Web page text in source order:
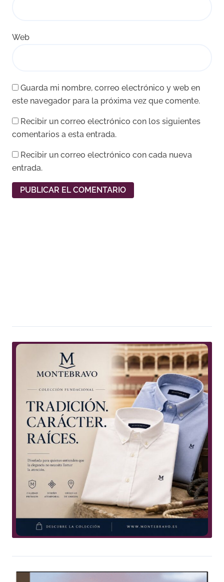
Web
Guarda mi nombre, correo electrónico y web en
este navegador para la próxima vez que comente.
Recibir un correo electrónico con los siguientes
comentarios a esta entrada.
Recibir un correo electrónico con cada nueva
entrada.